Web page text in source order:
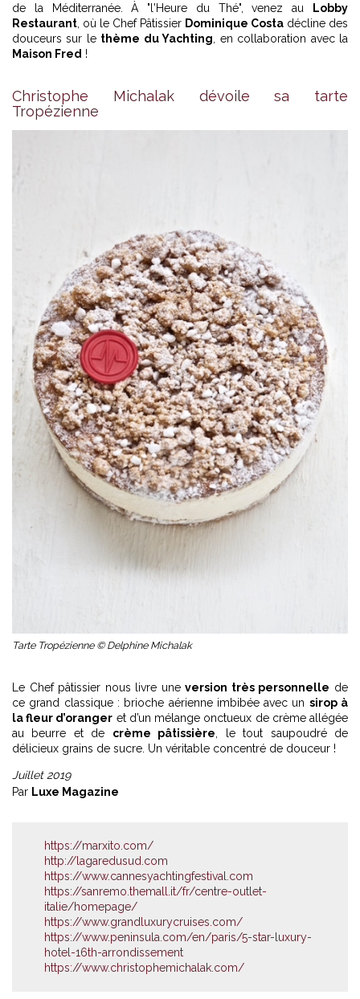
de la Méditerranée. À "l'Heure du Thé", venez au Lobby
Restaurant , où le Chef Pâtissier Dominique Costa décline des
douceurs sur le thème du Yachting , en collaboration avec la
Maison Fred !
Christophe Michalak dévoile sa tarte
Tropézienne
Tarte Tropézienne © Delphine Michalak
Le Chef pâtissier nous livre uneversion très personnelle de
ce grand classique : brioche aérienne imbibée avec un sirop à
la fleur d’oranger et d’un mélange onctueux de crème allégée
au beurre et de crème pâtissière , le tout saupoudré de
délicieux grains de sucre. Un véritable concentré de douceur !
Juillet 2019
Par Luxe Magazine
https://marxito.com/
http://lagaredusud.com
https://www.cannesyachtingfestival.com
https://sanremo.themall.it/fr/centre-outlet-
italie/homepage/
https://www.grandluxurycruises.com/
https://www.peninsula.com/en/paris/5-star-luxury-
hotel-16th-arrondissement
https://www.christophemichalak.com/